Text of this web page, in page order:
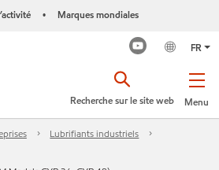
• Marques mondiales
FR
Menu
Recherche sur le site web
Lubrifiants industriels